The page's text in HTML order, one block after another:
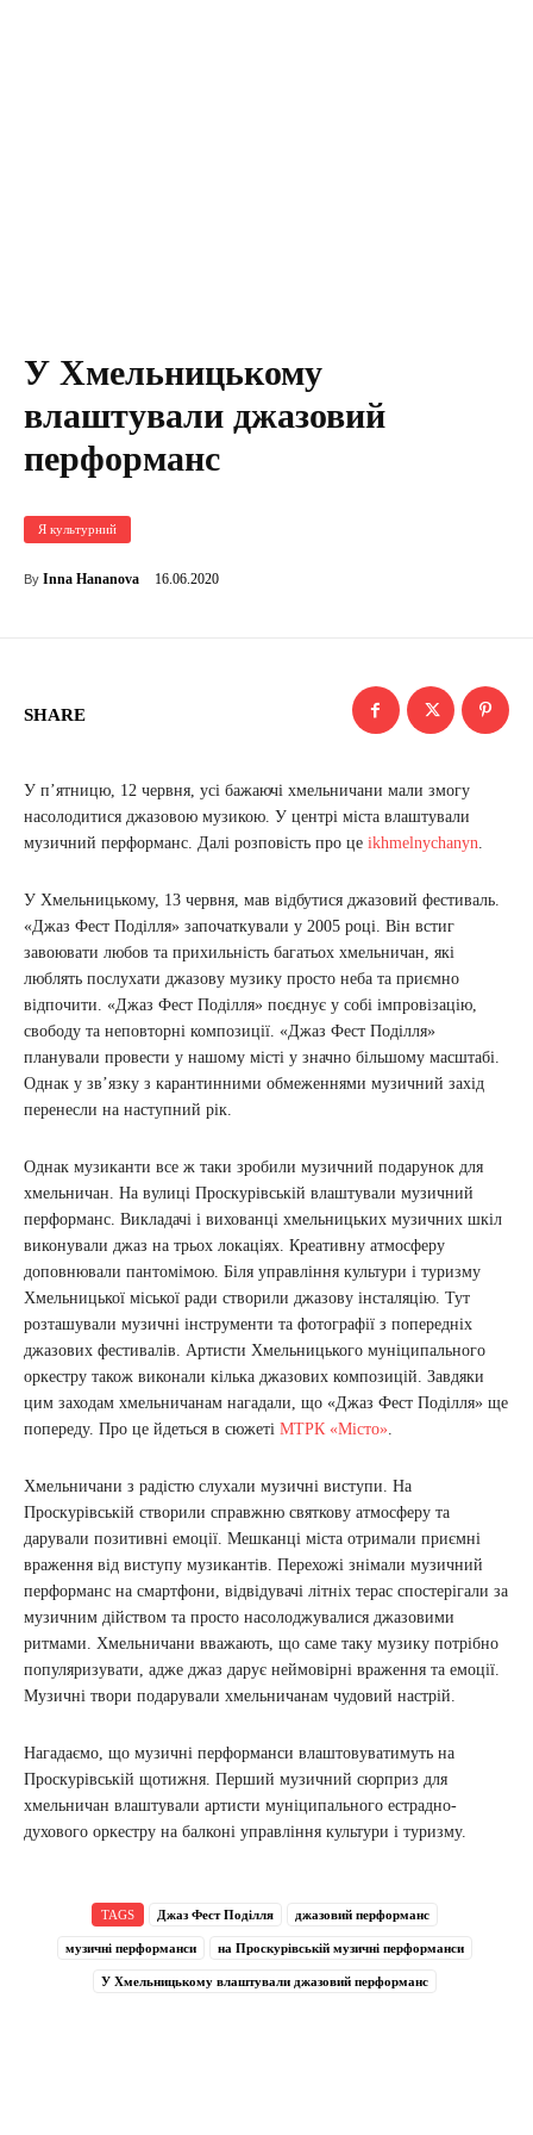
У Хмельницькому
влаштували джазовий
перформанс
Я культурний
By Inna Hananova 16.06.2020
SHARE
У п’ятницю, 12 червня, усі бажаючі хмельничани мали змогу
насолодитися джазовою музикою. У центрі міста влаштували
музичний перформанс. Далі розповість про це ikhmelnychanyn.
У Хмельницькому, 13 червня, мав відбутися джазовий фестиваль.
«Джаз Фест Поділля» започаткували у 2005 році. Він встиг
завоювати любов та прихильність багатьох хмельничан, які
люблять послухати джазову музику просто неба та приємно
відпочити. «Джаз Фест Поділля» поєднує у собі імпровізацію,
свободу та неповторні композиції. «Джаз Фест Поділля»
планували провести у нашому місті у значно більшому масштабі.
Однак у зв’язку з карантинними обмеженнями музичний захід
перенесли на наступний рік.
Однак музиканти все ж таки зробили музичний подарунок для
хмельничан. На вулиці Проскурівській влаштували музичний
перформанс. Викладачі і вихованці хмельницьких музичних шкіл
виконували джаз на трьох локаціях. Креативну атмосферу
доповнювали пантомімою. Біля управління культури і туризму
Хмельницької міської ради створили джазову інсталяцію. Тут
розташували музичні інструменти та фотографії з попередніх
джазових фестивалів. Артисти Хмельницького муніципального
оркестру також виконали кілька джазових композицій. Завдяки
цим заходам хмельничанам нагадали, що «Джаз Фест Поділля» ще
попереду. Про це йдеться в сюжеті МТРК «Місто».
Хмельничани з радістю слухали музичні виступи. На
Проскурівській створили справжню святкову атмосферу та
дарували позитивні емоції. Мешканці міста отримали приємні
враження від виступу музикантів. Перехожі знімали музичний
перформанс на смартфони, відвідувачі літніх терас спостерігали за
музичним дійством та просто насолоджувалися джазовими
ритмами. Хмельничани вважають, що саме таку музику потрібно
популяризувати, адже джаз дарує неймовірні враження та емоції.
Музичні твори подарували хмельничанам чудовий настрій.
Нагадаємо, що музичні перформанси влаштовуватимуть на
Проскурівській щотижня. Перший музичний сюрприз для
хмельничан влаштували артисти муніципального естрадно-
духового оркестру на балконі управління культури і туризму.
TAGS Джаз Фест Поділля джазовий перформанс
музичні перформанси на Проскурівській музичні перформанси
У Хмельницькому влаштували джазовий перформанс